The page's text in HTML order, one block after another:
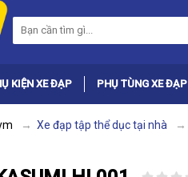
KIỆN XE ĐẠP PHỤ TÙNG XE ĐẠP
Xe đạp tập thể dục tại nhà